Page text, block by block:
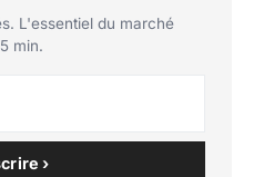
L'essentiel du marché
min.
›